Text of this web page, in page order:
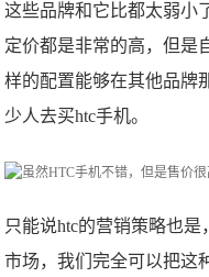
这些品牌和它比都太弱小
定价都是非常的高，但是
样的配置能够在其他品牌
少人去买htc手机。
只能说htc的营销策略也
市场，我们完全可以把这